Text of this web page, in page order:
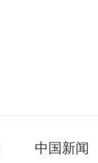
中国新闻